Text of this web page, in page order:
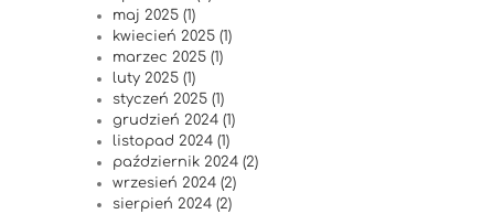
maj 2025 (1)
kwiecień 2025 (1)
marzec 2025 (1)
luty 2025 (1)
styczeń 2025 (1)
grudzień 2024 (1)
listopad 2024 (1)
październik 2024 (2)
wrzesień 2024 (2)
sierpień 2024 (2)